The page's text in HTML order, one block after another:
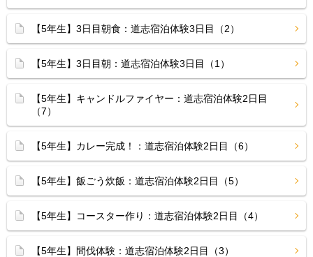
【5年生】3日目朝食：道志宿泊体験3日目（2）
【5年生】3日目朝：道志宿泊体験3日目（1）
【5年生】キャンドルファイヤー：道志宿泊体験2日目
（7）
【5年生】カレー完成！：道志宿泊体験2日目（6）
【5年生】飯ごう炊飯：道志宿泊体験2日目（5）
【5年生】コースター作り：道志宿泊体験2日目（4）
【5年生】間伐体験：道志宿泊体験2日目（3）